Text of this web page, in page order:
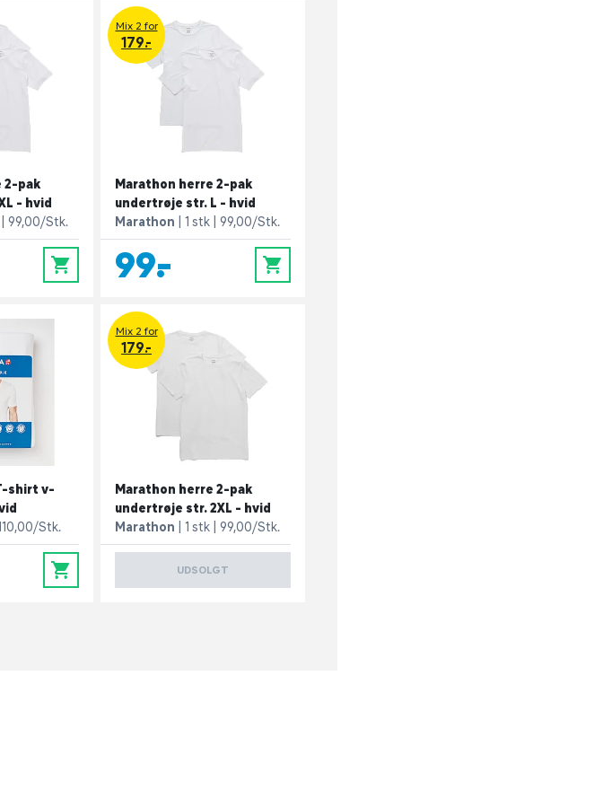
2-pak
- hvid
99,00/Stk.
0
Mix 2 for
179.-
Marathon herre 2-pak
undertrøje str. L - hvid
Marathon
1 stk 99,00/Stk.
99,- 0
shirt v-
Stk.
0
Mix 2 for
179.-
Marathon herre 2-pak
undertrøje str. 2XL - hvid
Marathon
1 stk 99,00/Stk.
UDSOLGT